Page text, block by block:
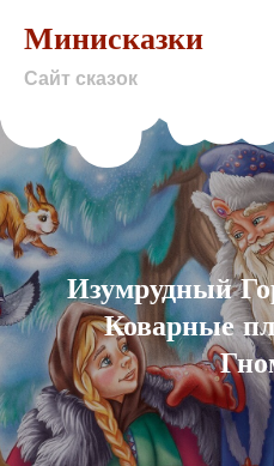
content
Минисказки
Сайт сказок
Изумрудный
Коварные